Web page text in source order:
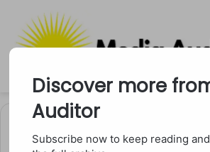
Discover more
Auditor
Subscribe now to keep reading